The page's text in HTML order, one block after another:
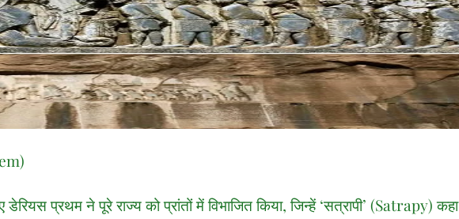
प्रथम ने पूरे राज्य को प्रांतों में विभाजित किया, जिन्हें ‘सत्रापी’ (Satrapy) कहा